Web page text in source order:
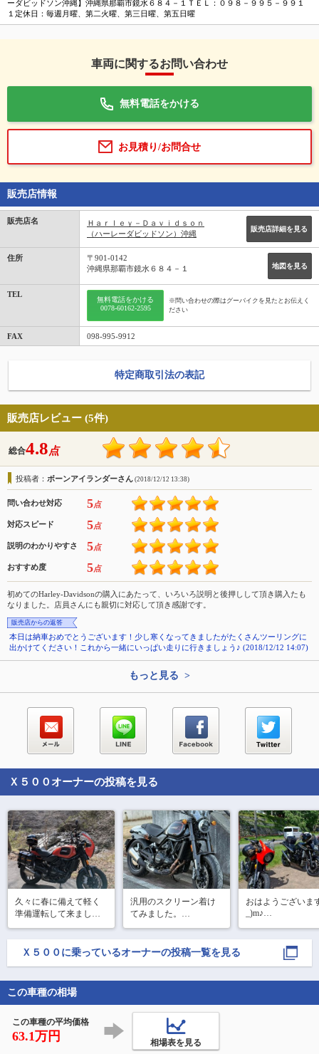
ーダビッドソン沖縄】沖縄県那覇市鏡水６８４－１ＴＥＬ：０９８－９９５－９９１
１定休日：毎週月曜、第二火曜、第三日曜、第五日曜
車両に関するお問い合わせ
無料電話をかける
お見積り/お問合せ
販売店情報
販売店名
Ｈａｒｌｅｙ－Ｄａｖｉｄｓｏｎ
（ハーレーダビッドソン）沖縄
販売店詳細を見る
住所
地図を見る
〒901-0142
沖縄県那覇市鏡水６８４－１
TEL
無料電話をかける
0078-60162-2595
※問い合わせの際はグーバイクを見たとお伝えく
ださい
FAX 098-995-9912
特定商取引法の表記
販売店レビュー (5件)
総合4.8点
投稿者： ボーンアイランダーさん (2018/12/12 13:38)
問い合わせ対応 5点
対応スピード 5点
説明のわかりやすさ 5点
おすすめ度 5点
初めてのHarley-Davidsonの購入にあたって、いろいろ説明と後押しして頂き購入たも
なりました。店員さんにも親切に対応して頂き感謝です。
販売店からの返答
本日は納車おめでとうございます！少し寒くなってきましたがたくさんツーリングに
出かけてください！これから一緒にいっぱい走りに行きましょう♪ (2018/12/12 14:07)
もっと見る >
Ｘ５００ オーナーの投稿を見る
久々に春に備えて軽く
準備運転して来まし
た〜(*^^*)♪
汎用のスクリーン着け
てみました。
そもそも汎用がうまく
着くのか？見た目や大
きさが装着するまでイ
雰囲気も変わり気に入
おはようございま
_)m♪
ワーのくろすけ。
とにんさんとでマ
♪(*^^*)
笠間〜日光周辺を
Ｘ５００ に乗っているオーナーの投稿一覧を見る
この車種の相場
この車種の平均価格
63.1万円 相場表を見る